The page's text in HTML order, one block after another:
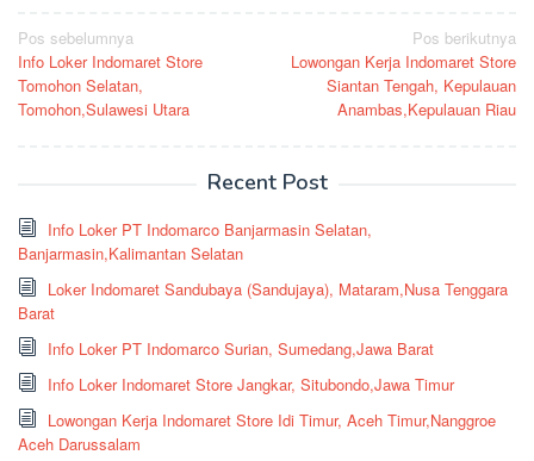
Navigasi
pos
Pos sebelumnya
Info Loker Indomaret Store
Tomohon Selatan,
Tomohon,Sulawesi Utara
Pos berikutnya
Lowongan Kerja Indomaret Store
Siantan Tengah, Kepulauan
Anambas,Kepulauan Riau
Recent Post
Info Loker PT Indomarco Banjarmasin Selatan,
Banjarmasin,Kalimantan Selatan
Loker Indomaret Sandubaya (Sandujaya), Mataram,Nusa Tenggara
Barat
Info Loker PT Indomarco Surian, Sumedang,Jawa Barat
Info Loker Indomaret Store Jangkar, Situbondo,Jawa Timur
Lowongan Kerja Indomaret Store Idi Timur, Aceh Timur,Nanggroe
Aceh Darussalam